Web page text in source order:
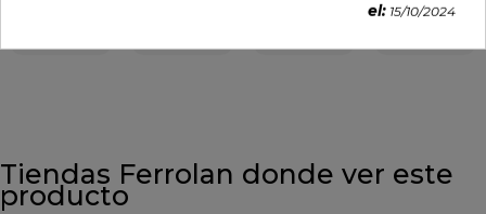
Tiendas Ferrolan donde ver este
producto
el: 15/10/2024